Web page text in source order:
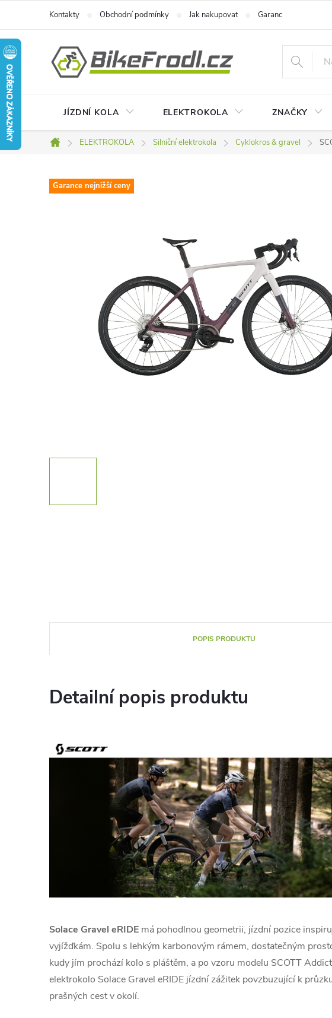
obsah
Kontakty Obchodní podmínky Jak nakupovat Garance nejnižší ceny!
JÍZDNÍ KOLA ELEKTROKOLA ZNAČKY
Domů
ELEKTROKOLA Silniční elektrokola Cyklokros & gravel
Garance nejnižší ceny
POPIS PRODUKTU
Detailní popis produktu
Solace Gravel eRIDE má pohodlnou geometrii, jízdní pozice
vyjížďkám. Spolu s lehkým karbonovým rámem, dostatečným
kudy jím prochází kolo s pláštěm, a po vzoru modelu SCOTT
elektrokolo Solace Gravel eRIDE jízdní zážitek povzbuzující k
prašných cest v okolí.